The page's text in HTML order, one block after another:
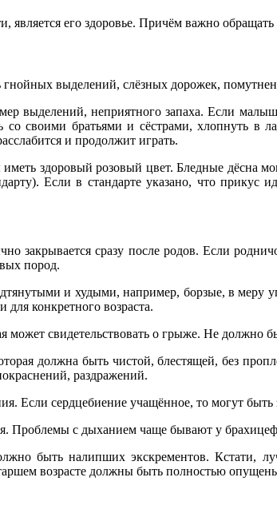
является его здоровье. Причём важно
выделений, слёзных дорожек,
выделений, неприятного запаха. Если
со своими братьями и сёстрами, хлопнуть
и продолжит играть.
здоровый розовый цвет. Бледные дёсна
Если в стандарте указано, что прикус
закрывается сразу после родов. Если
пород.
и худыми, например, борзые, в меру
конкретного возраста.
свидетельствовать о грыже. Не должно
должна быть чистой, блестящей, без
раздражений.
Если сердцебиение учащённое, то могут быть
с дыханием чаще бывают у
быть налипших экскрементов. Кстати,
возрасте должны быть полностью